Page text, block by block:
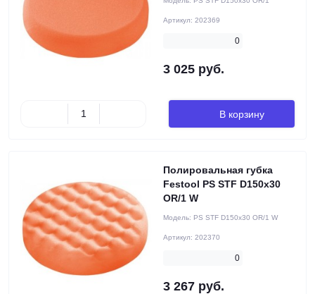
Артикул: 202369
0
3 025 руб.
В корзину
Полировальная губка
Festool PS STF D150x30
OR/1 W
Модель: PS STF D150x30 OR/1 W
Артикул: 202370
0
3 267 руб.